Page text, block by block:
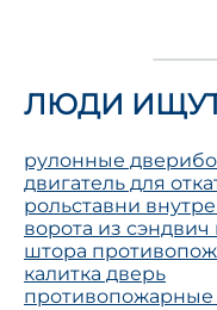
ЛЮДИ
рулонные двери
двигатель для
рольставни
ворота из
штора
калитка дверь